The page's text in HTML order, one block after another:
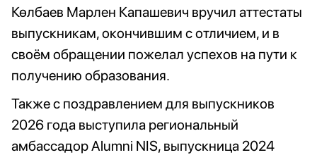
Көлбаев Марлен Капашевич вручил аттестаты
выпускникам, окончившим с отличием, и в
своём обращении пожелал успехов на пути к
получению образования.
Также с поздравлением для выпускников
2026 года выступила региональный
амбассадор Alumni NIS, выпускница 2024